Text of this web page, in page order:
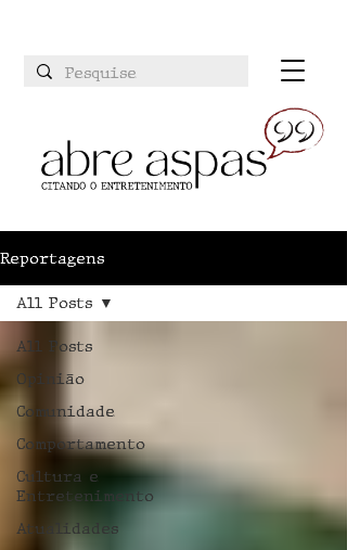
Reportagens
All Posts
Opinião
Comunidade
Comportamento
Cultura e
Entretenimento
Atualidades
All Posts